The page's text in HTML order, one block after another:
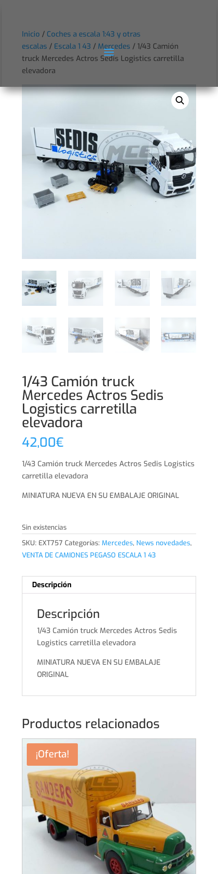
Inicio / Coches a escala 1:43 y otras
escalas / Escala 1 43 / Mercedes / 1/43 Camión
truck Mercedes Actros Sedis Logistics carretilla
elevadora
1/43 Camión truck
Mercedes Actros Sedis
Logistics carretilla
elevadora
42,00€
1/43 Camión truck Mercedes Actros Sedis Logistics
carretilla elevadora
MINIATURA NUEVA EN SU EMBALAJE ORIGINAL
Sin existencias
SKU: EXT757 Categorías: Mercedes, News novedades,
VENTA DE CAMIONES PEGASO ESCALA 1 43
Descripción
Descripción
1/43 Camión truck Mercedes Actros Sedis
Logistics carretilla elevadora
MINIATURA NUEVA EN SU EMBALAJE
ORIGINAL
Productos relacionados
¡Oferta!